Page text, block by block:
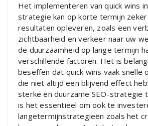
Het implementeren van quick wins
strategie kan op korte termijn
resultaten opleveren, zoals een
zichtbaarheid en verkeer naar uw
de duurzaamheid op lange termijn
verschillende factoren. Het is
beseffen dat quick wins vaak snelle
die niet altijd een blijvend effect
sterke en duurzame SEO-strategie
is het essentieel om ook te
langetermijnstrategieën zoals het